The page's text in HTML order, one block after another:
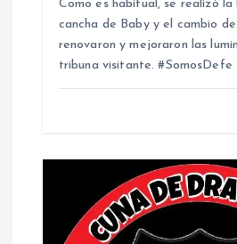
Como es habitual, se realizó la
cancha de Baby y el cambio de
renovaron y mejoraron las
tribuna visitante. #SomosDefe